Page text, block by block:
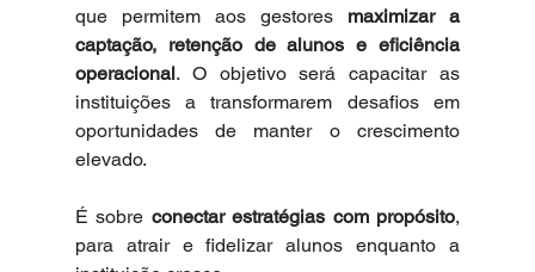
que permitem aos gestores maximizar a
captação, retenção de alunos e eficiência
operacional. O objetivo será capacitar as
instituições a transformarem desafios em
oportunidades de manter o crescimento
elevado.
É sobre conectar estratégias com propósito,
para atrair e fidelizar alunos enquanto a